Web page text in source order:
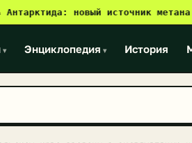
новый источник метана и
▾ Энциклопедия ▾ История